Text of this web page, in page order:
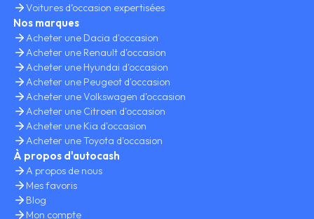
Voitures d’occasion expertisées
Nos marques
Acheter une Dacia d'occasion
Acheter une Renault d'occasion
Acheter une Hyundai d'occasion
Acheter une Peugeot d'occasion
Acheter une Volkswagen d'occasion
Acheter une Citroen d'occasion
Acheter une Kia d'occasion
Acheter une Toyota d'occasion
À propos d'autocash
A propos de nous
Mes favoris
Blog
Mon compte